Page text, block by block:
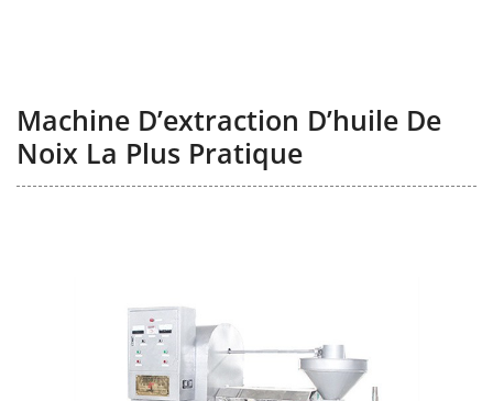
Machine D’extraction D’huile De
Noix La Plus Pratique